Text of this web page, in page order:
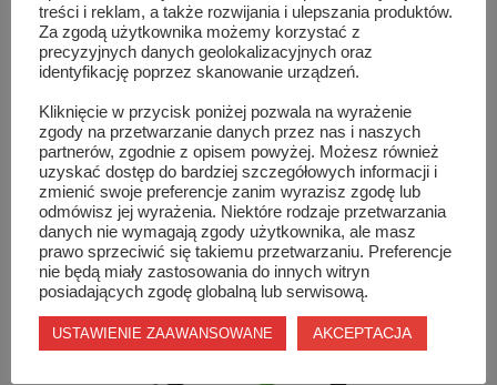
„Sztuka hałasu” zabrzmiała w szydłowie...
treści i reklam, a także rozwijania i ulepszania produktów.
Za zgodą użytkownika możemy korzystać z
precyzyjnych danych geolokalizacyjnych oraz
identyfikację poprzez skanowanie urządzeń.
Kliknięcie w przycisk poniżej pozwala na wyrażenie
zgody na przetwarzanie danych przez nas i naszych
partnerów, zgodnie z opisem powyżej. Możesz również
uzyskać dostęp do bardziej szczegółowych informacji i
zmienić swoje preferencje zanim wyrazisz zgodę lub
odmówisz jej wyrażenia. Niektóre rodzaje przetwarzania
danych nie wymagają zgody użytkownika, ale masz
prawo sprzeciwić się takiemu przetwarzaniu. Preferencje
nie będą miały zastosowania do innych witryn
posiadających zgodę globalną lub serwisową.
USTAWIENIE ZAAWANSOWANE AKCEPTACJA